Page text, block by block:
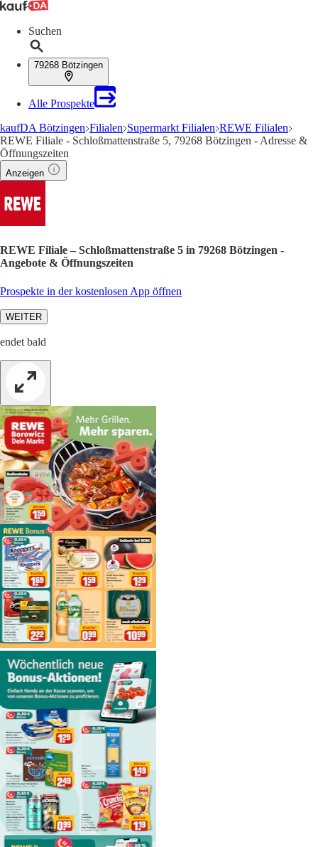
Suchen
79268 Bötzingen
Alle Prospekte
kaufDA Bötzingen Filialen Supermarkt Filialen REWE Filialen
REWE Filiale - Schloßmattenstraße 5, 79268 Bötzingen - Adresse &
Öffnungszeiten
Anzeigen
REWE Filiale – Schloßmattenstraße 5 in 79268 Bötzingen -
Angebote & Öffnungszeiten
Prospekte in der kostenlosen App öffnen
WEITER
endet bald